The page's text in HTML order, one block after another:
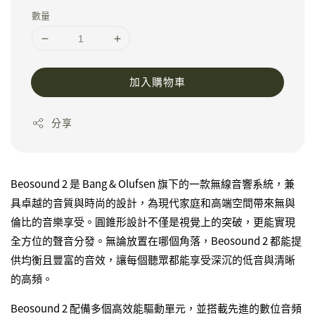
數量
加入購物車
分享
Beosound 2 是 Bang & Olufsen 旗下的一款無線音響系統，兼
具卓越的音質與時尚的設計，為現代家庭和高端空間帶來無與
倫比的音樂享受。圓錐形設計不僅是視覺上的突破，更能實現
全方位的聲音分發。無論放置在哪個角落，Beosound 2 都能提
供均衡且豐富的音效，讓每個聽眾都能享受深沉的低音與清晰
的高頻。
Beosound 2 配備多個高效能驅動單元，並搭載先進的數位音頻